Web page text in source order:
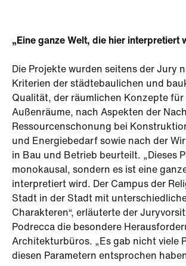
„Eine ganze Welt, die hier interpretiert
Die Projekte wurden seitens der Jury
Kriterien der städtebaulichen und
Qualität, der räumlichen Konzepte für
Außenräume, nach Aspekten der
Ressourcenschonung bei
und Energiebedarf sowie nach der
in Bau und Betrieb beurteilt. „Dieses
monokausal, sondern es ist eine
interpretiert wird. Der Campus der
Stadt in der Stadt mit
Charakteren“, erläuterte der
Podrecca die besondere
Architekturbüros. „Es gab nicht viele
diesen Parametern entsprochen